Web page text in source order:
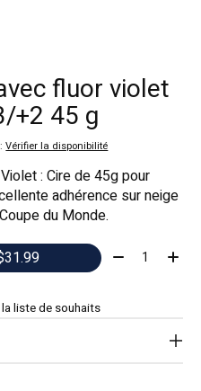
fluor violet
+2 45 g
:Vérifier la disponibilité
: Cire de 45g pour
adhérence sur neige
du Monde.
$31.99 Quantité:
liste de souhaits